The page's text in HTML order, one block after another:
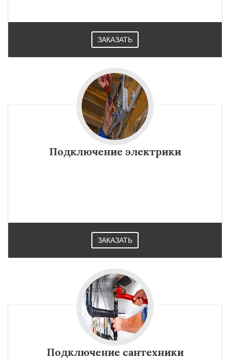
ЗАКАЗАТЬ
Подключение электрики
ЗАКАЗАТЬ
Подключение сантехники